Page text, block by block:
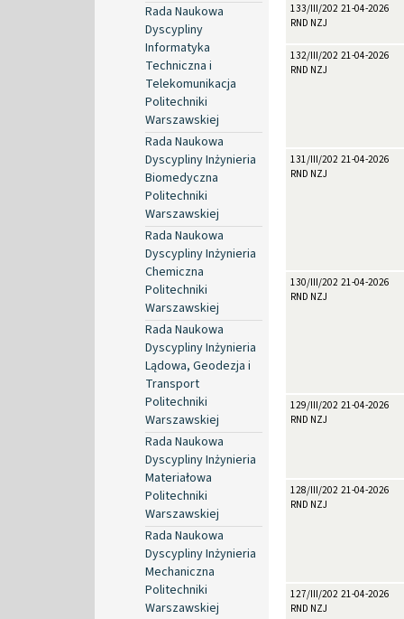
Rada Naukowa
Dyscypliny
Informatyka
Techniczna i
Telekomunikacja
Politechniki
Warszawskiej
Rada Naukowa
Dyscypliny Inżynieria
Biomedyczna
Politechniki
Warszawskiej
Rada Naukowa
Dyscypliny Inżynieria
Chemiczna
Politechniki
Warszawskiej
Rada Naukowa
Dyscypliny Inżynieria
Lądowa, Geodezja i
Transport
Politechniki
Warszawskiej
Rada Naukowa
Dyscypliny Inżynieria
Materiałowa
Politechniki
Warszawskiej
Rada Naukowa
Dyscypliny Inżynieria
Mechaniczna
Politechniki
Warszawskiej
133/III/2026
RND NZJ
21-04-2026
132/III/2026
RND NZJ
21-04-2026
131/III/2026
RND NZJ
21-04-2026
130/III/2026
RND NZJ
21-04-2026
129/III/2026
RND NZJ
21-04-2026
128/III/2026
RND NZJ
21-04-2026
127/III/2026
RND NZJ
21-04-2026